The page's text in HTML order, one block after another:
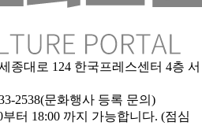
종대로 124 한국프레스센터 4층 서
2538(문화행사 등록 문의)
터 18:00 까지 가능합니다. (점심